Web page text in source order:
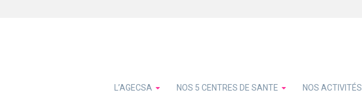
L’AGECSA NOS 5 CENTRES DE SANTE NOS ACTIVITÉS